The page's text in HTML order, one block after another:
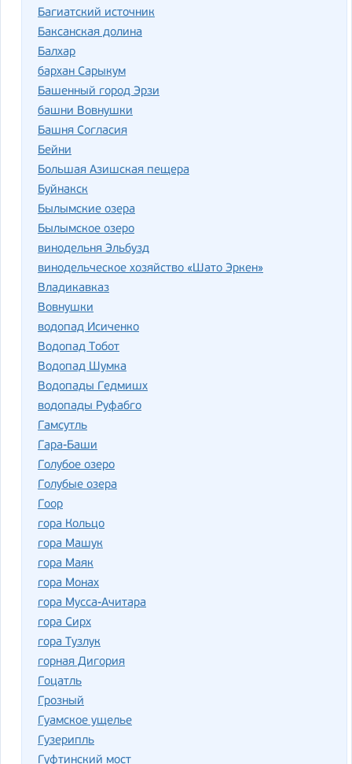
Багиатский источник
Баксанская долина
Балхар
бархан Сарыкум
Башенный город Эрзи
башни Вовнушки
Башня Согласия
Бейни
Большая Азишская пещера
Буйнакск
Былымские озера
Былымское озеро
винодельня Эльбузд
винодельческое хозяйство «Шато Эркен»
Владикавказ
Вовнушки
водопад Исиченко
Водопад Тобот
Водопад Шумка
Водопады Гедмишх
водопады Руфабго
Гамсутль
Гара-Баши
Голубое озеро
Голубые озера
Гоор
гора Кольцо
гора Машук
гора Маяк
гора Монах
гора Мусса-Ачитара
гора Сирх
гора Тузлук
горная Дигория
Гоцатль
Грозный
Гуамское ущелье
Гузерипль
Гуфтинский мост